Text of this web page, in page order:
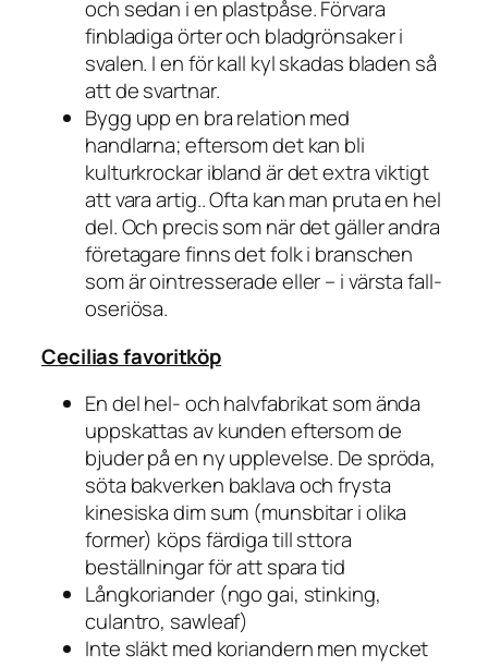
och sedan i en plastpåse. Förvara
finbladiga örter och bladgrönsaker i
svalen. I en för kall kyl skadas bladen så
att de svartnar.
Bygg upp en bra relation med
handlarna; eftersom det kan bli
kulturkrockar ibland är det extra viktigt
att vara artig.. Ofta kan man pruta en hel
del. Och precis som när det gäller andra
företagare finns det folk i branschen
som är ointresserade eller – i värsta fall-
oseriösa.
Cecilias favoritköp
En del hel- och halvfabrikat som ända
uppskattas av kunden eftersom de
bjuder på en ny upplevelse. De spröda,
söta bakverken baklava och frysta
kinesiska dim sum (munsbitar i olika
former) köps färdiga till sttora
beställningar för att spara tid
Långkoriander (ngo gai, stinking,
culantro, sawleaf)
Inte släkt med koriandern men mycket